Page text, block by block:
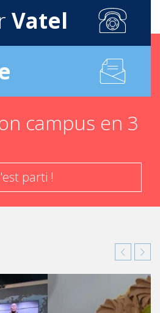
Vatel
campus en 3
parti !